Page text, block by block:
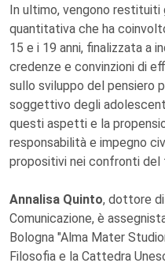
In ultimo, vengono restituiti
quantitativa che ha
15 e i 19 anni, finalizzata a
credenze e convinzioni di
sullo sviluppo del pensiero
soggettivo degli
questi aspetti e la
responsabilità e impegno
propositivi nei confronti del
Annalisa Quinto, dottore di
Comunicazione, è
Bologna "Alma Mater
Filosofia e la Cattedra